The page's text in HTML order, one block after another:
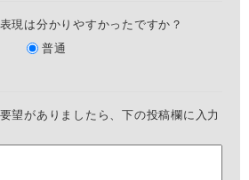
現は分かりやすかったですか？
普通
望がありましたら、下の投稿欄に入力